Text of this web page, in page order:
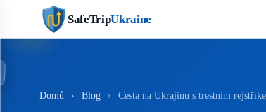
SafeTripUkraine
Domů › Blog › Cesta na Ukrajinu s trestním